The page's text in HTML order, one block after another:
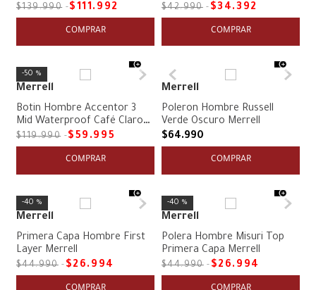
$139.990 $ 111. 992
COMPRAR
$42.990 $34.392
COMPRAR
50 %
Merrell
Botin Hombre Accentor 3
Mid Waterproof Café Claro
Merrell
$119.990 $59 .995
COMPRAR
Merrell
Poleron Hombre Russell
Verde Oscuro Merrell
$64.990
COMPRAR
40 %
Merrell
Primera Capa Hombre First
Layer Merrell
$44.990 $26. 994
40 %
Merrell
Polera Hombre Misuri Top
Primera Capa Merrell
$44.990 $26. 994